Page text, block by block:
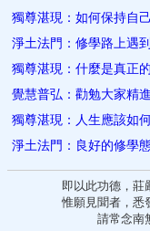
獨尊湛現：如何保持自
淨土法門：修學路上遇
獨尊湛現：什麼是真正
覺慧普弘：勸勉大家精
獨尊湛現：人生應該如
淨土法門：良好的修學
即以此功德，莊
惟願見聞者，悉
請常念南